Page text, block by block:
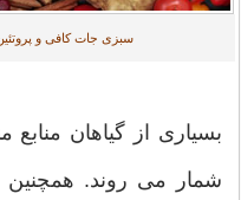
سبزی جات کافی و
بسیاری از گیاهان منابع
شمار می روند. همچنین